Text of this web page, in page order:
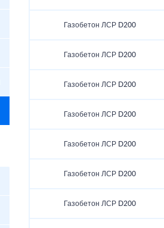
Газобетон ЛСР D200
Газобетон ЛСР D200
Газобетон ЛСР D200
Газобетон ЛСР D200
Газобетон ЛСР D200
Газобетон ЛСР D200
Газобетон ЛСР D200